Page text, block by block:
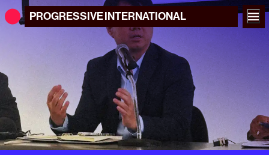
PROGRESSIVEINTERNATIONAL